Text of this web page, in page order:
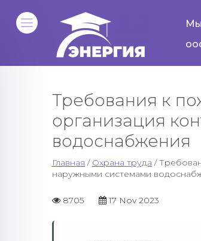
Мы
Требования к
организация
водоснабжения
Главная / Охрана труда /
наружными системами
8705 17 Nov 2023